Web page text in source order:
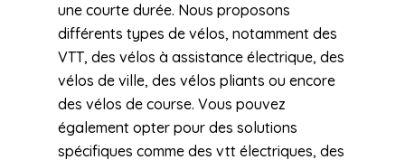
une courte durée. Nous proposons
différents types de vélos, notamment des
VTT, des vélos à assistance électrique, des
vélos de ville, des vélos pliants ou encore
des vélos de course. Vous pouvez
également opter pour des solutions
spécifiques comme des vtt électriques, des